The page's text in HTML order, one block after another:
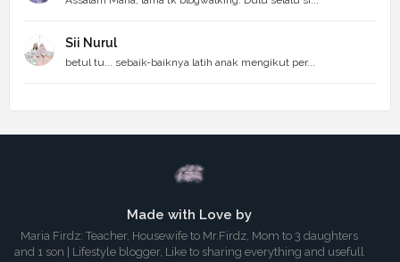
Sii Nurul
betul tu... sebaik-baiknya latih anak mengikut per...
Made with Love by
Maria Firdz: Teacher, Housewife to Mr.Firdz, Mom to 3 daughters
and 1 son | Lifestyle blogger, Like to sharing everything and usefull